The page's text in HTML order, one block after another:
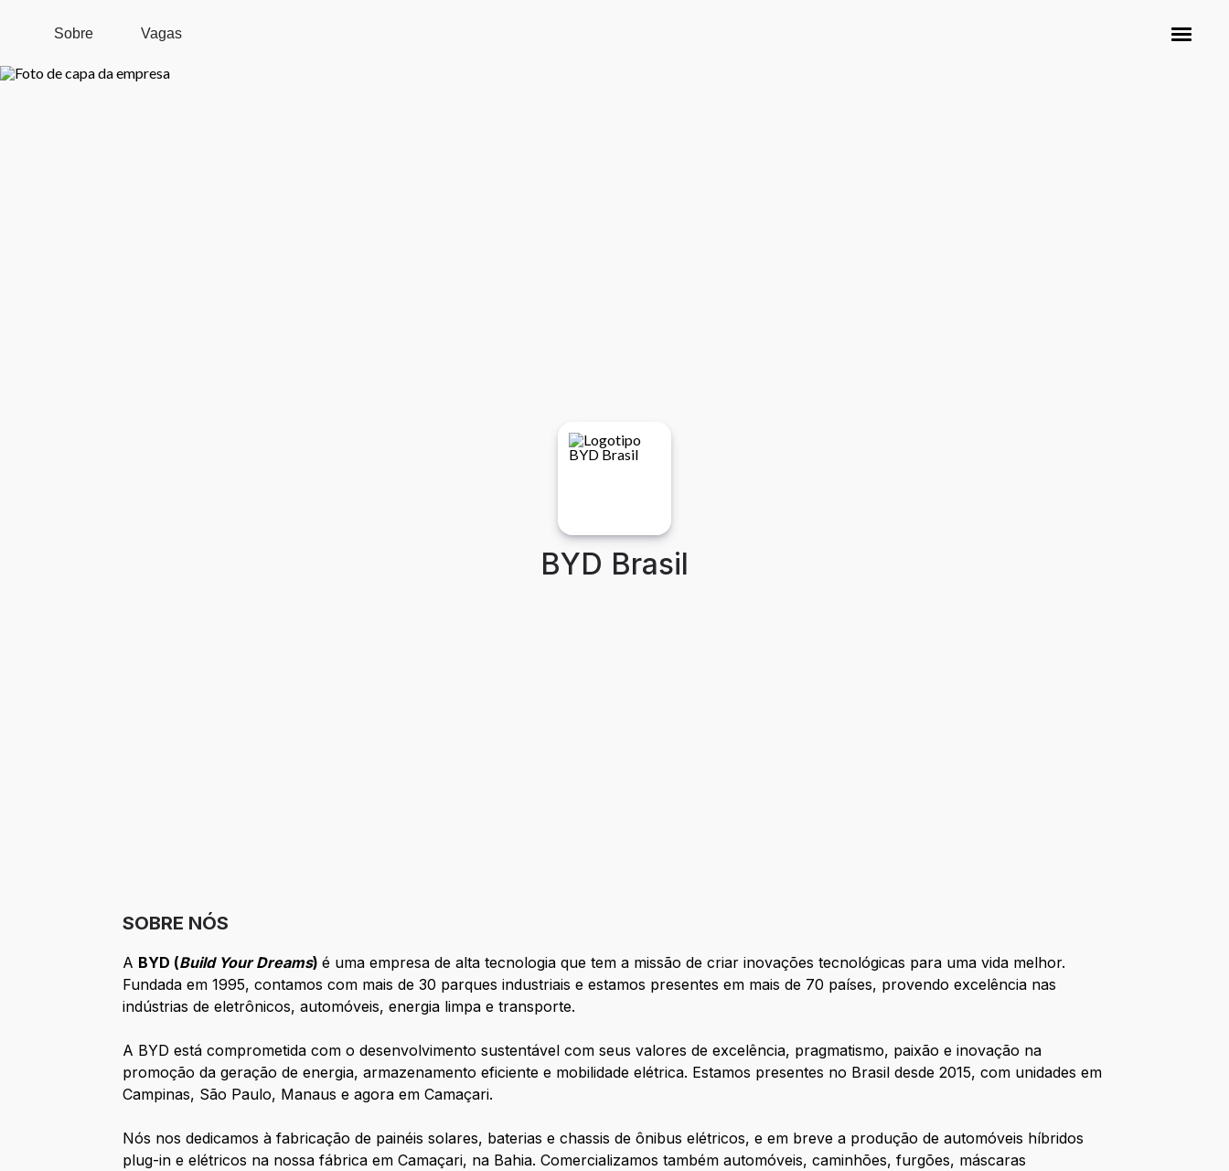
Sobre Vagas
BYD Brasil
SOBRE NÓS
A BYD (Build Your Dreams)é uma empresa de alta tecnologia que tem a missão de criar inovações tecnológicas para uma vida melhor.
Fundada em 1995, contamos com mais de 30 parques industriais e estamos presentes em mais de 70 países, provendo excelência nas
indústrias de eletrônicos, automóveis, energia limpa e transporte.
A BYD está comprometida com o desenvolvimento sustentável com seus valores de excelência, pragmatismo, paixão e inovação na
promoção da geração de energia, armazenamento eficiente e mobilidade elétrica. Estamos presentes no Brasil desde 2015, com unidades em
Campinas, São Paulo, Manaus e agora em Camaçari.
Nós nos dedicamos à fabricação de painéis solares, baterias e chassis de ônibus elétricos, e em breve a produção de automóveis híbridos
plug-in e elétricos na nossa fábrica em Camaçari, na Bahia. Comercializamos também automóveis, caminhões, furgões, máscaras